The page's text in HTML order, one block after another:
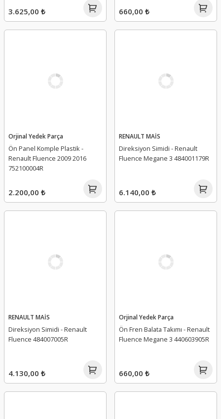
3.625,00 ₺ 660,00 ₺
Orjinal Yedek Parça
Ön Panel Komple Plastik -
Renault Fluence 2009 2016
752100004R
2.200,00 ₺
RENAULT MAİS
Direksiyon Simidi - Renault
Fluence Megane 3 484001179R
6.140,00 ₺
RENAULT MAİS
Direksiyon Simidi - Renault
Fluence 484007005R
4.130,00 ₺
Orjinal Yedek Parça
Ön Fren Balata Takımı - Renault
Fluence Megane 3 440603905R
660,00 ₺